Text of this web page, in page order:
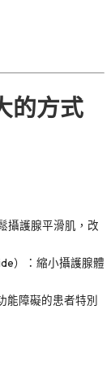
的方式
攝護腺平滑肌，改
）：縮小攝護腺體
能障礙的患者特別